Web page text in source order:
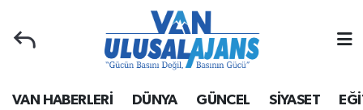
VAN HABERLERİ DÜNYA GÜNCEL SİYASET
Van Nöbetçi Eczaneler
Van Hava Durumu